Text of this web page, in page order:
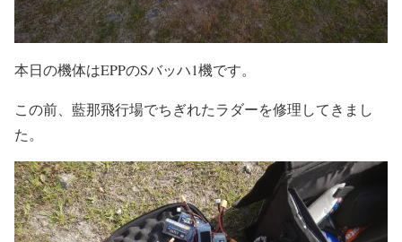
本日の機体はEPPのSバッハ1機です。
この前、藍那飛行場でちぎれたラダーを修理してきまし
た。